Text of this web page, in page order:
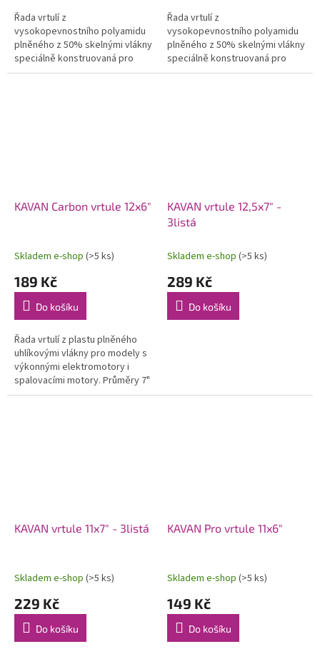
Řada vrtulí z
vysokopevnostního polyamidu
plněného z 50% skelnými vlákny
speciálně konstruovaná pro
modely se spalovacími motory.
Řada vrtulí z
vysokopevnostního polyamidu
plněného z 50% skelnými vlákny
speciálně konstruovaná pro
modely se spalovacími motory.
KAVAN Carbon vrtule 12x6"
Skladem e-shop (>5 ks)
189 Kč
Do košíku
Řada vrtulí z plastu plněného
uhlíkovými vlákny pro modely s
výkonnými elektromotory i
spalovacími motory. Průměry 7"
až 14".
KAVAN vrtule 12,5x7" -
3listá
Skladem e-shop (>5 ks)
289 Kč
Do košíku
KAVAN vrtule 11x7" - 3listá
Skladem e-shop (>5 ks)
229 Kč
Do košíku
KAVAN Pro vrtule 11x6"
Skladem e-shop (>5 ks)
149 Kč
Do košíku